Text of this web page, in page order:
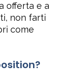
offerta e a
non farti
come